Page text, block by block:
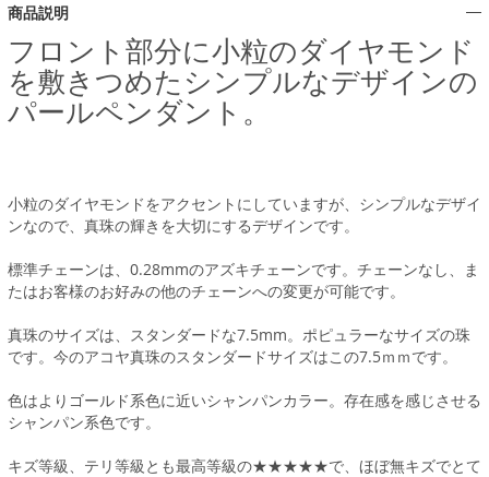
商品説明
フロント部分に小粒のダイヤモンド
を敷きつめたシンプルなデザインの
パールペンダント。
小粒のダイヤモンドをアクセントにしていますが、シンプルなデザイ
ンなので、真珠の輝きを大切にするデザインです。
標準チェーンは、0.28mmのアズキチェーンです。チェーンなし、ま
たはお客様のお好みの他のチェーンへの変更が可能です。
真珠のサイズは、スタンダードな7.5mm。ポピュラーなサイズの珠
です。今のアコヤ真珠のスタンダードサイズはこの7.5ｍｍです。
色はよりゴールド系色に近いシャンパンカラー。存在感を感じさせる
シャンパン系色です。
キズ等級、テリ等級とも最高等級の★★★★★で、ほぼ無キズでとて